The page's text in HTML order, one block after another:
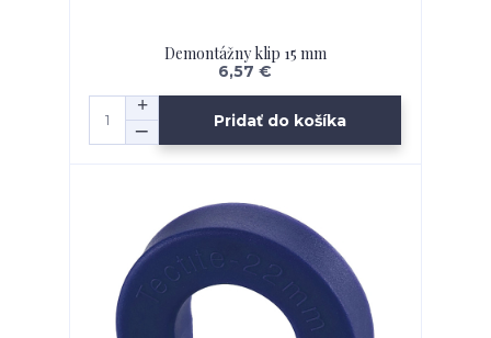
Demontážny klip 15 mm
6,57 €
Pridať do košíka